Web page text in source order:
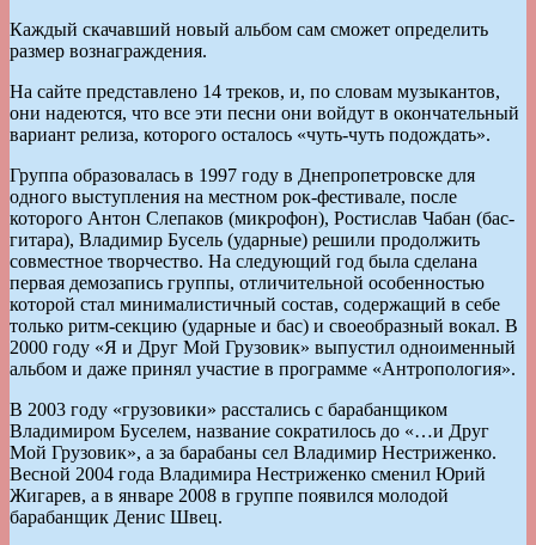
Каждый скачавший новый альбом сам сможет определить
размер вознаграждения.
На сайте представлено 14 треков, и, по словам музыкантов,
они надеются, что все эти песни они войдут в окончательный
вариант релиза, которого осталось «чуть-чуть подождать».
Группа образовалась в 1997 году в Днепропетровске для
одного выступления на местном рок-фестивале, после
которого Антон Слепаков (микрофон), Ростислав Чабан (бас-
гитара), Владимир Бусель (ударные) решили продолжить
совместное творчество. На следующий год была сделана
первая демозапись группы, отличительной особенностью
которой стал минималистичный состав, содержащий в себе
только ритм-секцию (ударные и бас) и своеобразный вокал. В
2000 году «Я и Друг Мой Грузовик» выпустил одноименный
альбом и даже принял участие в программе «Антропология».
В 2003 году «грузовики» расстались с барабанщиком
Владимиром Буселем, название сократилось до «…и Друг
Мой Грузовик», а за барабаны сел Владимир Нестриженко.
Весной 2004 года Владимира Нестриженко сменил Юрий
Жигарев, а в январе 2008 в группе появился молодой
барабанщик Денис Швец.